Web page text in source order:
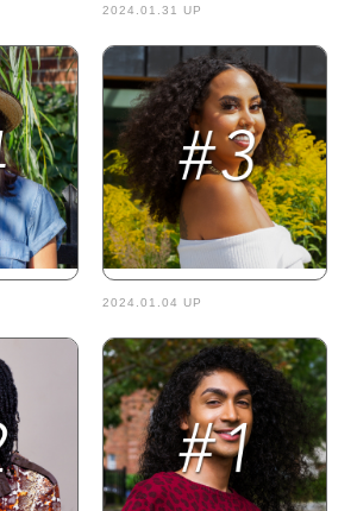
2024.01.31 UP
2024.01.04 UP